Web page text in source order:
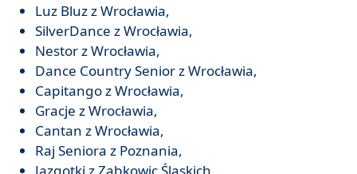
Luz Bluz z Wrocławia,
SilverDance z Wrocławia,
Nestor z Wrocławia,
Dance Country Senior z Wrocławia,
Capitango z Wrocławia,
Gracje z Wrocławia,
Cantan z Wrocławia,
Raj Seniora z Poznania,
Jazgotki z Ząbkowic Śląskich,